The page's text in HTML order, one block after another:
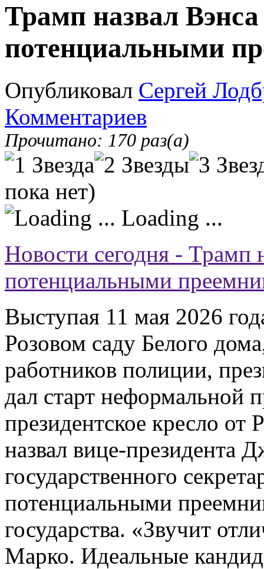
Трамп назвал
потенциальными
Опубликовал Сергей
Комментариев
Прочитано: 170 раз(а)
пока нет)
Loading ...
Новости сегодня - Трамп
потенциальными
Выступая 11 мая 2026
Розовом саду Белого
работников полиции,
дал старт неформальной
президентское кресло от
назвал вице-президента
государственного
потенциальными
государства. «Звучит
Марко. Идеальные